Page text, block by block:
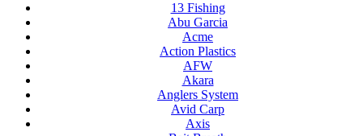
13 Fishing
Abu Garcia
Acme
Action Plastics
AFW
Akara
Anglers System
Avid Carp
Axis